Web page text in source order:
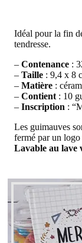
Idéal pour la fin
tendresse.
– Contenance :
– Taille : 9,4 x 8
– Matière :
– Contient : 10
– Inscription :
Les guimauves
fermé par un
Lavable au lave